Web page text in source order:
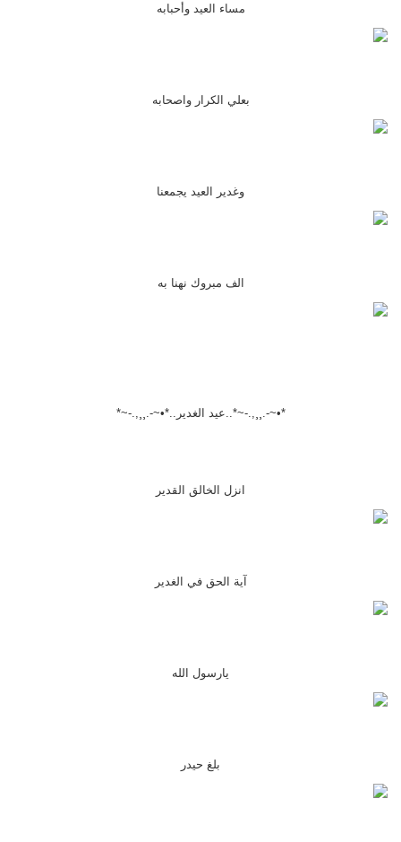
مساء العيد وأحبابه
بعلي الكرار واصحابه
وغدير العيد يجمعنا
الف مبروك نهنا به
*•~-.¸¸,.-~*..عيد الغدير..*•~-.¸¸,.-~*
انزل الخالق القدير
آية الحق في الغدير
يارسول الله
بلغ حيدر